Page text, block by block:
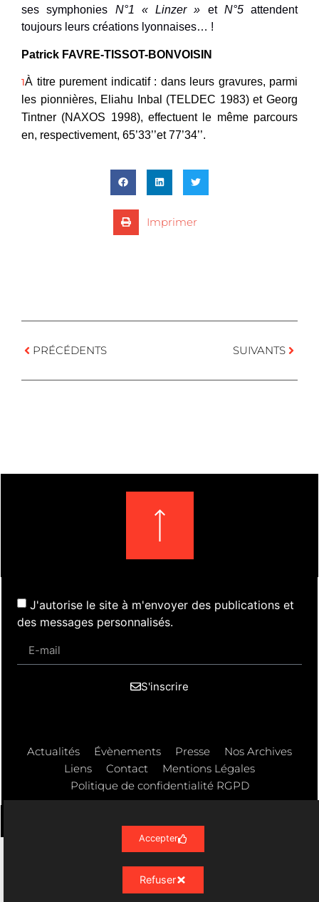
ses symphonies N°1 « Linzer » et N°5attendent
toujours leurs créations lyonnaises… !
Patrick FAVRE-TISSOT-BONVOISIN
1À titre purement indicatif : dans leurs gravures, parmi
les pionnières, Eliahu Inbal (TELDEC 1983) et Georg
Tintner (NAXOS 1998), effectuent le même parcours
en, respectivement, 65’33’’et 77’34’’.
Imprimer
PRÉCÉDENTS SUIVANTS
J'autorise le site à m'envoyer des publications et
des messages personnalisés.
S'inscrire
Actualités Évènements Presse
Nos Archives
Liens
Contact
Mentions Légales
Politique de confidentialité RGPD
09/08/2026 © All rights Reserved. GEMEA Interactive
Accepter
Refuser